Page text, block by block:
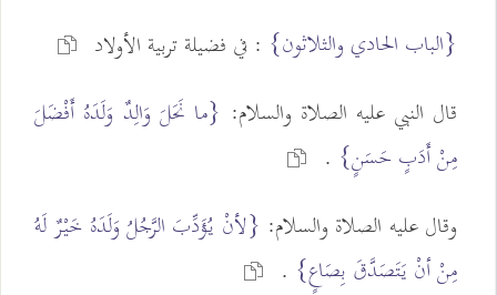
{الباب الحادي والثلاثون} : في فضيلة تربية الأولاد
قال النبي عليه الصلاة والسلام: {ما نَحَلَ وَالِدٌ وَلَدَهُ أَفْضَلَ
مِنْ أَدَبٍ حَسَنٍ} .
وقال عليه الصلاة والسلام: {لأنْ يُؤَدِّبَ الرَّجُلُ وَلَدَهُ خَيْرٌ لَهُ
مِنْ أنْ يَتَصَدَّقَ بِصَاعٍ} .